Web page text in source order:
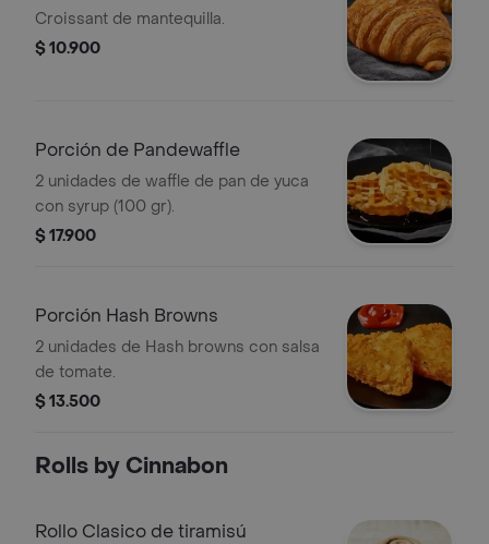
Croissant de mantequilla.
$ 10.900
Porción de Pandewaffle
2 unidades de waffle de pan de yuca
con syrup (100 gr).
$ 17.900
Porción Hash Browns
2 unidades de Hash browns con salsa
de tomate.
$ 13.500
Rolls by Cinnabon
Rollo Clasico de tiramisú